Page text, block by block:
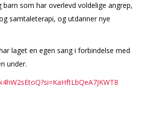
som har overlevd voldelige angrep,
samtaleterapi, og utdanner nye
laget en egen sang i forbindelse med
under.